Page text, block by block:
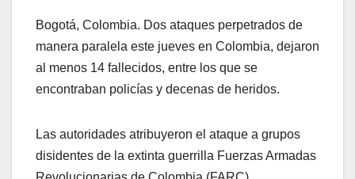
Bogotá, Colombia. Dos ataques perpetrados de
manera paralela este jueves en Colombia, dejaron
al menos 14 fallecidos, entre los que se
encontraban policías y decenas de heridos.
Las autoridades atribuyeron el ataque a grupos
disidentes de la extinta guerrilla Fuerzas Armadas